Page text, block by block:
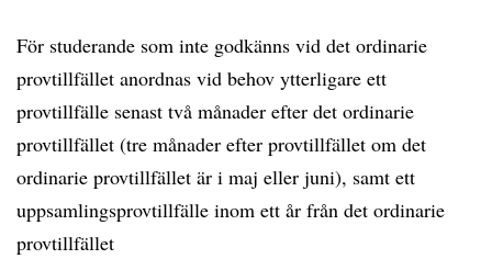
För studerande som inte godkänns vid det ordinarie
provtillfället anordnas vid behov ytterligare ett
provtillfälle senast två månader efter det ordinarie
provtillfället (tre månader efter provtillfället om det
ordinarie provtillfället är i maj eller juni), samt ett
uppsamlingsprovtillfälle inom ett år från det ordinarie
provtillfället